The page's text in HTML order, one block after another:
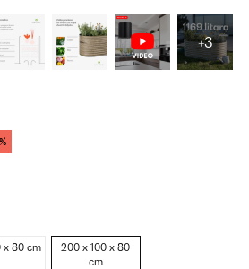
+3
x 80 cm
200 x 100 x 80
cm